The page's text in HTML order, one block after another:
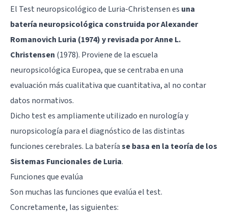
El Test neuropsicológico de Luria-Christensen es una
batería neuropsicológica construida por Alexander
Romanovich Luria (1974) y revisada por Anne L.
Christensen (1978). Proviene de la escuela
neuropsicológica Europea, que se centraba en una
evaluación más cualitativa que cuantitativa, al no contar
datos normativos.
Dicho test es ampliamente utilizado en nurología y
nuropsicología para el diagnóstico de las distintas
funciones cerebrales. La bateríase basa en la teoría de los
Sistemas Funcionales de Luria.
Funciones que evalúa
Son muchas las funciones que evalúa el test.
Concretamente, las siguientes: